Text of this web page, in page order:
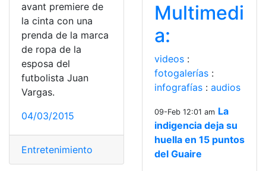
avant premiere de
la cinta con una
prenda de la marca
de ropa de la
esposa del
futbolista Juan
Vargas.
04/03/2015
Entretenimiento
Multimedi
a:
videos :
fotogalerías :
infografías : audios
09-Feb 12:01 am La
indigencia deja su
huella en 15 puntos
del Guaire